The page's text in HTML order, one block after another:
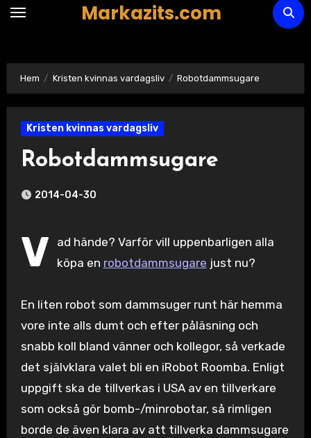
Markazits.com
Hem Kristen kvinnas vardagsliv Robotdammsugare
Kristen kvinnas vardagsliv
Robotdammsugare
2014-04-30
V
ad hände? Varför vill uppenbarligen alla
köpa en robotdammsugare just nu?
En liten robot som dammsuger runt här hemma
vore inte alls dumt och efter påläsning och
snabb koll bland vänner och kollegor, så verkade
det självklara valet bli en iRobot Roomba. Enligt
uppgift ska de tillverkas i USA av en tillverkare
som också gör bomb-/minrobotar, så rimligen
borde de även klara av att tillverka dammsugare